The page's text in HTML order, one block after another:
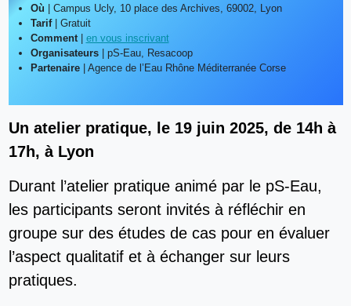
Où
| Campus Ucly, 10 place des Archives, 69002, Lyon
Tarif| Gratuit
Comment
en vous inscrivant
Organisateurs
| pS-Eau, Resacoop
Partenaire
| Agence de l’Eau Rhône Méditerranée Corse
Un atelier pratique, le 19 juin 2025, de 14h à
17h, à Lyon
Durant l’atelier pratique animé par le pS-Eau,
les participants seront invités à réfléchir en
groupe sur des études de cas pour en évaluer
l’aspect qualitatif et à échanger sur leurs
pratiques.